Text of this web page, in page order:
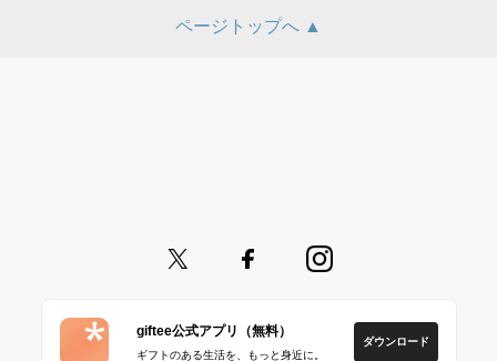
ページトップへ ▲
giftee公式アプリ（無料）
ギフトのある生活を、もっと身近に。
ダウンロード